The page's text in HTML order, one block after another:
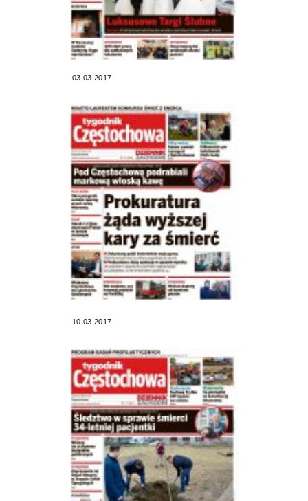
03.03.2017
10.03.2017